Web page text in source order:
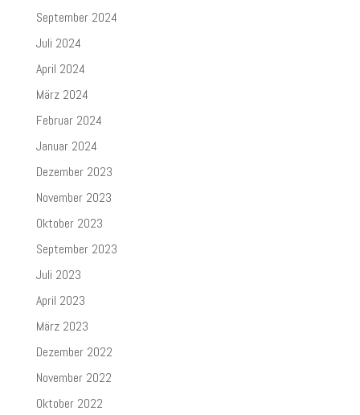
September 2024
Juli 2024
April 2024
März 2024
Februar 2024
Januar 2024
Dezember 2023
November 2023
Oktober 2023
September 2023
Juli 2023
April 2023
März 2023
Dezember 2022
November 2022
Oktober 2022